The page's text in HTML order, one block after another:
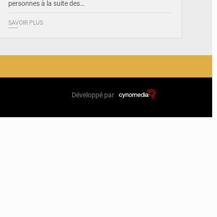
personnes à la suite des…
SAVOIR PLUS
Développé par